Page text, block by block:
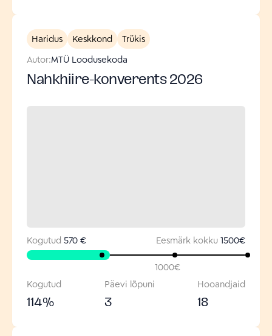
Haridus Keskkond
Trükis
Autor:MTÜ Loodusekoda
Nahkhiire-konverents 2026
Kogutud 570 € Eesmärk kokku 1500€
1000€
Kogutud
114%
Päevi lõpuni
3
Hooandjaid
18